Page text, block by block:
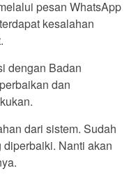
pesan WhatsApp
kesalahan
dengan Badan
dan
dari sistem. Sudah
Nanti akan